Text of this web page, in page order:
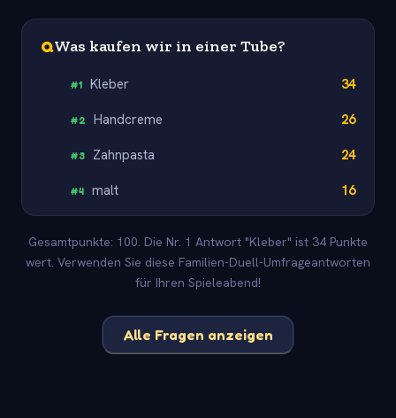
QWas kaufen wir in einer Tube?
#1 Kleber 34
#2 Handcreme 26
#3 Zahnpasta 24
#4 malt 16
Gesamtpunkte: 100. Die Nr. 1 Antwort "Kleber" ist 34 Punkte
wert. Verwenden Sie diese Familien-Duell-Umfrageantworten
für Ihren Spieleabend!
Alle Fragen anzeigen